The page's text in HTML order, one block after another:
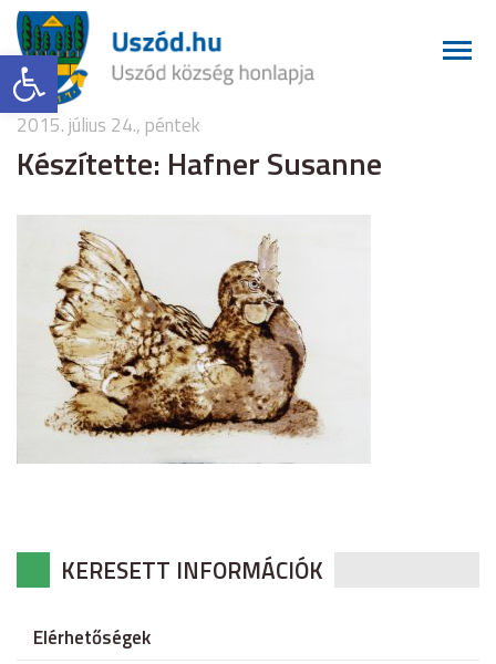
Eszköztár megnyitása
2015. július 24., péntek
Készítette: Hafner Susanne
KERESETT INFORMÁCIÓK
Elérhetőségek